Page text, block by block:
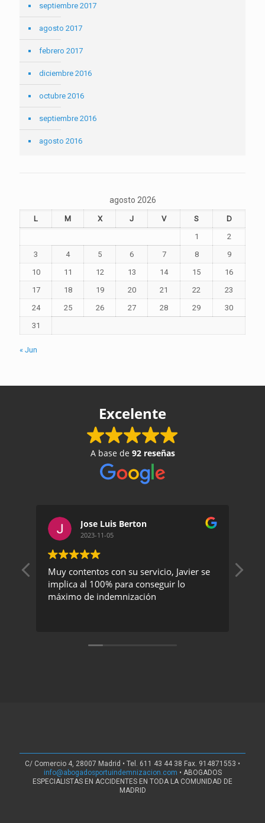
septiembre 2017
agosto 2017
febrero 2017
diciembre 2016
octubre 2016
septiembre 2016
agosto 2016
agosto 2026
L M X J V S
D
1
2
3
4 5 6 7 8
9
10
11 12 13 14 15
16
17
18 19 20 21 22
23
24
25 26 27 28 29
30
31
« Jun
Excelente
A base de 92 reseñas
Jose Luis Berton
2023-11-05
Muy contentos con su servicio, Javier se
implica al 100% para conseguir lo
máximo de indemnización
C/ Comercio 4, 28007 Madrid • Tel. 611 43 44 38 Fax. 914871553 •
info@abogadosportuindemnizacion.com • ABOGADOS
ESPECIALISTAS EN ACCIDENTES EN TODA LA COMUNIDAD DE
MADRID